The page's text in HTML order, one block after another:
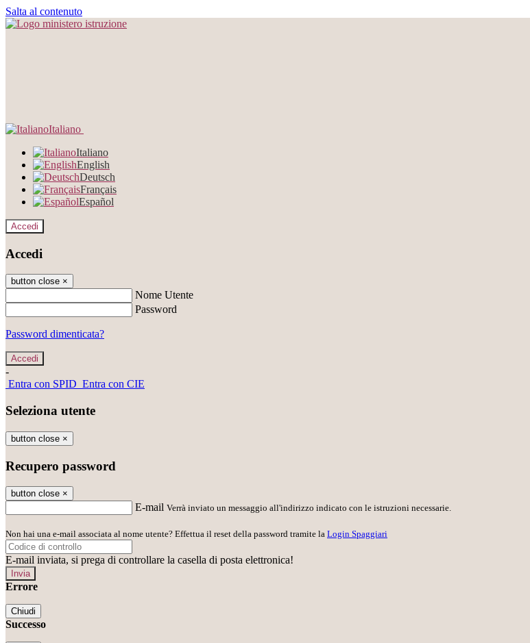
Salta al contenuto
Italiano
Italiano
English
Deutsch
Français
Español
Accedi
Accedi
button close ×
Nome Utente
Password
Password dimenticata?
-
Entra con SPID Entra con CIE
Seleziona utente
button close ×
Recupero password
button close ×
E-mail Verrà inviato un messaggio all'indirizzo indicato con le istruzioni necessarie.
Non hai una e-mail associata al nome utente? Effettua il reset della password tramite la Login Spaggiari
E-mail inviata, si prega di controllare la casella di posta elettronica!
Errore
Chiudi
Successo